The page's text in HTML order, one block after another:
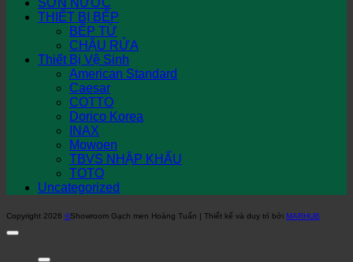
SƠN NƯỚC
THIẾT BỊ BẾP
BẾP TỪ
CHẬU RỬA
Thiết Bị Vệ Sinh
American Standard
Caesar
COTTO
Dorico Korea
INAX
Mowoen
TBVS NHẬP KHẨU
TOTO
Uncategorized
Copyright 2026 ©Showroom Gạch men Hoàng Tuấn | Thiết kế và duy trì bởi MARHUB